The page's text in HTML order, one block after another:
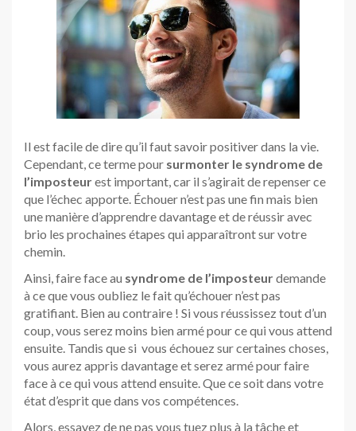
Il est facile de dire qu’il faut savoir positiver dans la vie.
Cependant, ce terme pour surmonter le syndrome de
l’imposteurest important, car il s’agirait de repenser ce
que l’échec apporte. Échouer n’est pas une fin mais bien
une manière d’apprendre davantage et de réussir avec
brio les prochaines étapes qui apparaîtront sur votre
chemin.
Ainsi, faire face au syndrome de l’imposteurdemande
à ce que vous oubliez le fait qu’échouer n’est pas
gratifiant. Bien au contraire ! Si vous réussissez tout d’un
coup, vous serez moins bien armé pour ce qui vous attend
ensuite. Tandis que si vous échouez sur certaines choses,
vous aurez appris davantage et serez armé pour faire
face à ce qui vous attend ensuite. Que ce soit dans votre
état d’esprit que dans vos compétences.
Alors, essayez de ne pas vous tuez plus à la tâche et